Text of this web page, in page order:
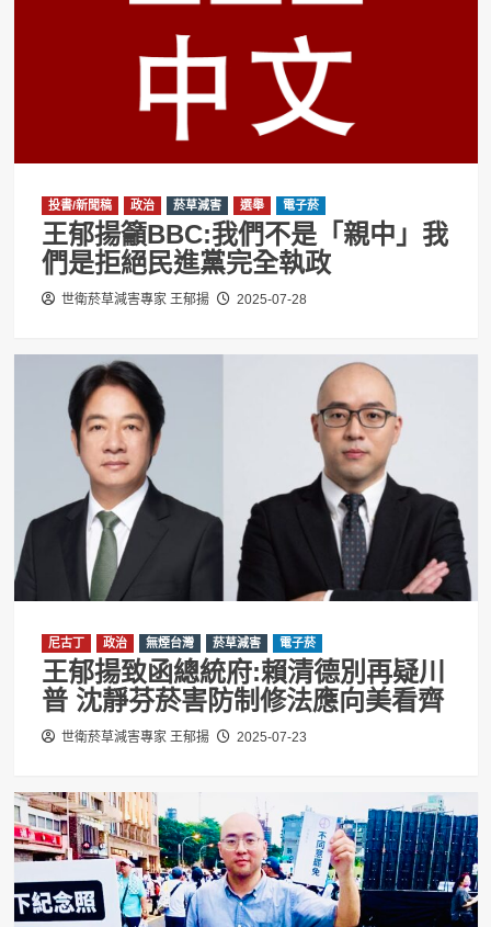
投書/新聞稿 政治 菸草減害 選舉 電子菸
王郁揚籲BBC:我們不是「親中」我
們是拒絕民進黨完全執政
世衛菸草減害專家 王郁揚 2025-07-28
尼古丁 政治 無煙台灣 菸草減害 電子菸
王郁揚致函總統府:賴清德別再疑川
普 沈靜芬菸害防制修法應向美看齊
世衛菸草減害專家 王郁揚 2025-07-23